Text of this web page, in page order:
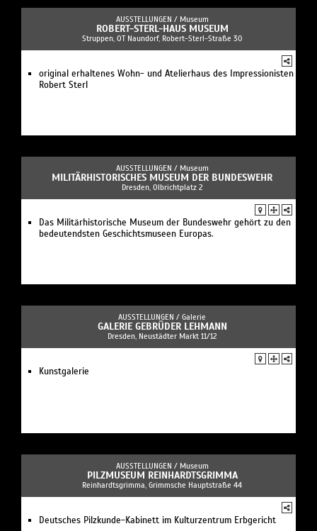
AUSSTELLUNGEN / Museum
ROBERT-STERL-HAUS MUSEUM
Struppen, OT Naundorf, Robert-Sterl-Straße 30
original erhaltenes Wohn- und Atelierhaus des Impressionisten
Robert Sterl
AUSSTELLUNGEN / Museum
MILITÄRHISTORISCHES MUSEUM DER BUNDESWEHR
Dresden, Olbrichtplatz 2
Das Militärhistorische Museum der Bundeswehr gehört zu den
bedeutendsten Geschichtsmuseen Europas.
AUSSTELLUNGEN / Galerie
GALERIE GEBRÜDER LEHMANN
Dresden, Neustädter Markt 11/12
Kunstgalerie
AUSSTELLUNGEN / Museum
PILZMUSEUM REINHARDTSGRIMMA
Reinhardtsgrimma, Grimmsche Hauptstraße 44
Deutsches Pilzkunde-Kabinett im Kulturzentrum Erbgericht